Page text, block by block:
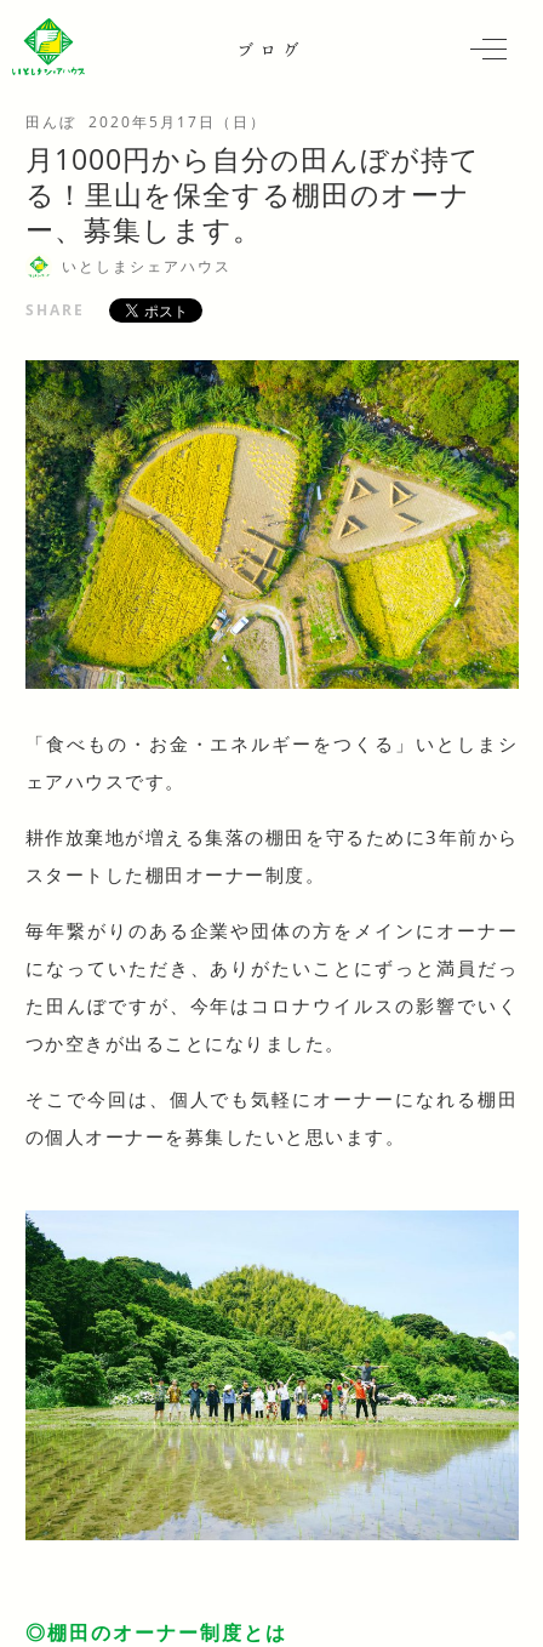
ブログ
田んぼ 2020年5月17日（日）
月1000円から自分の田んぼが持て
る！里山を保全する棚田のオーナ
ー、募集します。
いとしまシェアハウス
SHARE
「食べもの・お金・エネルギーをつくる」いとしまシ
ェアハウスです。
耕作放棄地が増える集落の棚田を守るために3年前から
スタートした棚田オーナー制度。
毎年繋がりのある企業や団体の方をメインにオーナー
になっていただき、ありがたいことにずっと満員だっ
た田んぼですが、今年はコロナウイルスの影響でいく
つか空きが出ることになりました。
そこで今回は、個人でも気軽にオーナーになれる棚田
の個人オーナーを募集したいと思います。
◎棚田のオーナー制度とは